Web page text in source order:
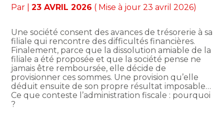
Par |23 AVRIL 2026 ( Mise à jour 23 avril 2026)
Une société consent des avances de trésorerie à sa
filiale qui rencontre des difficultés financières.
Finalement, parce que la dissolution amiable de la
filiale a été proposée et que la société pense ne
jamais être remboursée, elle décide de
provisionner ces sommes. Une provision qu’elle
déduit ensuite de son propre résultat imposable…
Ce que conteste l’administration fiscale : pourquoi
?